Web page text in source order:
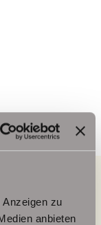
zu
anbieten